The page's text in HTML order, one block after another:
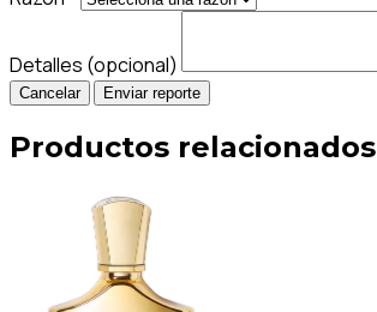
Detalles (opcional)
Cancelar Enviar reporte
Productos relacionados